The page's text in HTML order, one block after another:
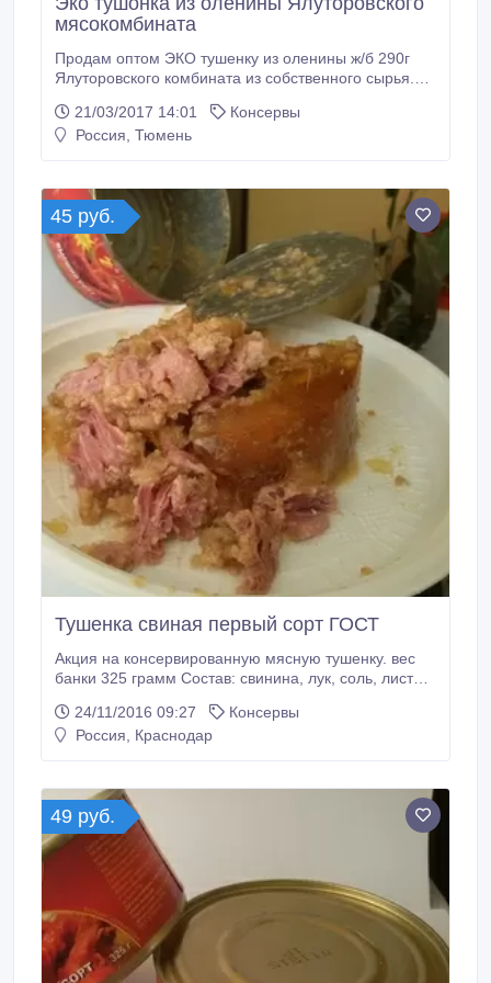
мясокомбината
Продам оптом ЭКО тушенку из оленины ж/б 290г
Ялуторовского комбината из собственного сырья.
покупателя. ГОСТ..
21/03/2017 14:01
Консервы
Россия, Тюмень
45 руб.
Тушенка свиная первый сорт ГОСТ
Акция на консервированную мясную тушенку. вес
банки 325 грамм Состав: свинина, лук, соль, лист
Хранить при температуре от 0˚С до 20˚С и
относительной влажности не более 75% Вид
24/11/2016 09:27
Консервы
Россия, Краснодар
49 руб.